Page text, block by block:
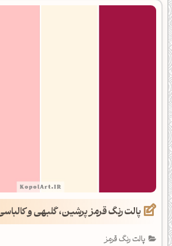
پالت رنگ قرمز پرشین، گلبهی و کالباسی
پالت رنگ قرمز